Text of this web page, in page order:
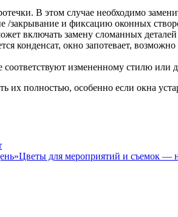
В этом случае необходимо
и фиксацию оконных
включать замену сломанных деталей
конденсат, окно запотевает,
измененному стилю
полностью, особенно если окна
Цветы для мероприятий и съемок —